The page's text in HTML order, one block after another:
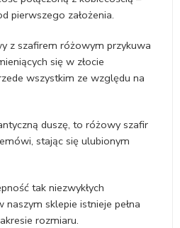
pierwszego założenia.
z szafirem różowym przykuwa
się w złocie
wszystkim ze względu na
duszę, to różowy szafir
stając się ulubionym
tak niezwykłych
sklepie istnieje pełna
rozmiaru.